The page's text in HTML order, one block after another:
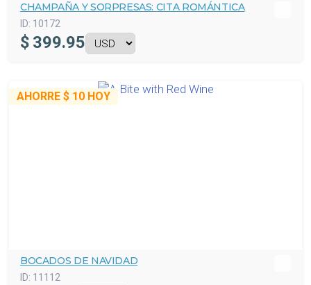
CHAMPAÑA Y SORPRESAS: CITA ROMÁNTICA
ID: 10172
$ 399.95
AHORRE $ 10 HOY
BOCADOS DE NAVIDAD
ID: 11112